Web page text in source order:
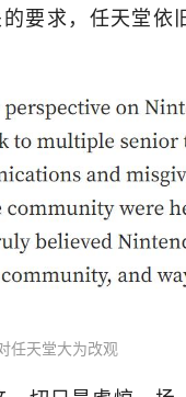
要求，任天堂依
任天堂大为改观